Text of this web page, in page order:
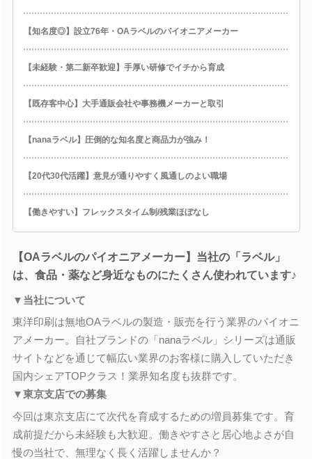
【知名度◎】設立76年・OAラベルのパイオニアメーカー
【未経験・第二新卒歓迎】手厚い研修でイチから育成
【既存客中心】大手通販会社や事務機メーカーと取引
【nanaラベル】圧倒的な知名度と商品力が強み！
【20代30代活躍】意見が通りやすく風通しのよい職場
【働きやすい】フレックスタイム制/残業ほぼなし
【OAラベルのパイオニアメーカー】当社の「ラベル」
は、食品・薬など身近なものにたくさん使われています♪
▼当社について
東洋印刷は無地OAラベルの製造・販売を行う業界のパイオニ
アメーカー。自社ブランドの「nanaラベル」シリーズは通販
サイトなどを通じて幅広い業界のお客様に購入していただき
国内シェアTOPクラス！業界知名度も抜群です。
▼東京支店での募集
今回は東京支店にて次代を育成するための増員募集です。育
成前提だから未経験も大歓迎。働きやすさと居心地よさが自
慢の当社で、無理なく長く活躍しませんか？